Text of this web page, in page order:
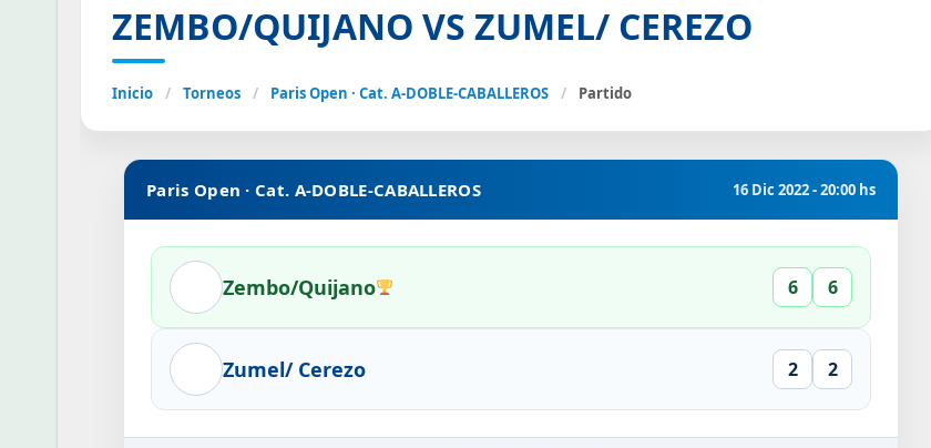
ZEMBO/QUIJANO VS ZUMEL/ CEREZO
Inicio / Torneos / Paris Open · Cat. A-DOBLE-CABALLEROS / Partido
Paris Open · Cat. A-DOBLE-CABALLEROS 16 Dic 2022 - 20:00 hs
Zembo/Quijano 6 6
Zumel/ Cerezo 2 2